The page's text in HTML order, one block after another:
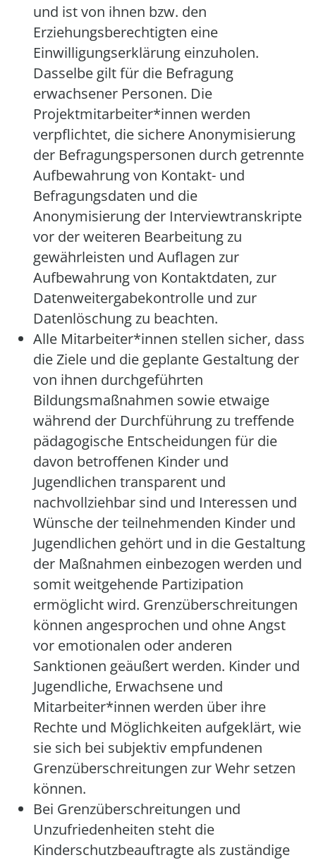
und ist von ihnen bzw. den
Erziehungsberechtigten eine
Einwilligungserklärung einzuholen.
Dasselbe gilt für die Befragung
erwachsener Personen. Die
Projektmitarbeiter*innen werden
verpflichtet, die sichere Anonymisierung
der Befragungspersonen durch getrennte
Aufbewahrung von Kontakt- und
Befragungsdaten und die
Anonymisierung der Interviewtranskripte
vor der weiteren Bearbeitung zu
gewährleisten und Auflagen zur
Aufbewahrung von Kontaktdaten, zur
Datenweitergabekontrolle und zur
Datenlöschung zu beachten.
Alle Mitarbeiter*innen stellen sicher, dass
die Ziele und die geplante Gestaltung der
von ihnen durchgeführten
Bildungsmaßnahmen sowie etwaige
während der Durchführung zu treffende
pädagogische Entscheidungen für die
davon betroffenen Kinder und
Jugendlichen transparent und
nachvollziehbar sind und Interessen und
Wünsche der teilnehmenden Kinder und
Jugendlichen gehört und in die Gestaltung
der Maßnahmen einbezogen werden und
somit weitgehende Partizipation
ermöglicht wird. Grenzüberschreitungen
können angesprochen und ohne Angst
vor emotionalen oder anderen
Sanktionen geäußert werden. Kinder und
Jugendliche, Erwachsene und
Mitarbeiter*innen werden über ihre
Rechte und Möglichkeiten aufgeklärt, wie
sie sich bei subjektiv empfundenen
Grenzüberschreitungen zur Wehr setzen
können.
Bei Grenzüberschreitungen und
Unzufriedenheiten steht die
Kinderschutzbeauftragte als zuständige